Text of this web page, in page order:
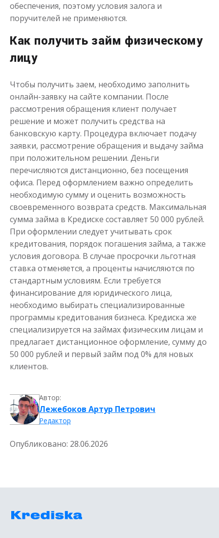
Получить
обеспечения, поэтому условия залога и
поручителей не применяются.
Как получить займ физическому
лицу
Чтобы получить заем, необходимо заполнить
онлайн-заявку на сайте компании. После
рассмотрения обращения клиент получает
решение и может получить средства на
банковскую карту. Процедура включает подачу
заявки, рассмотрение обращения и выдачу займа
при положительном решении. Деньги
перечисляются дистанционно, без посещения
офиса. Перед оформлением важно определить
необходимую сумму и оценить возможность
своевременного возврата средств. Максимальная
сумма займа в Кредиске составляет 50 000 рублей.
При оформлении следует учитывать срок
кредитования, порядок погашения займа, а также
условия договора. В случае просрочки льготная
ставка отменяется, а проценты начисляются по
стандартным условиям. Если требуется
финансирование для юридического лица,
необходимо выбирать специализированные
программы кредитования бизнеса. Кредиска же
специализируется на займах физическим лицам и
предлагает дистанционное оформление, сумму до
50 000 рублей и первый займ под 0% для новых
клиентов.
Автор:
Лежебоков Артур Петрович
Редактор
Опубликовано: 28.06.2026